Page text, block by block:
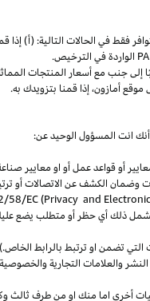
فقط في الحالات التالية: (أ) إذا
الواردة في الترخيص.
إلىجنب معأسعار المنتجات
موقعأمازون، إذا قمنا بتزويدك به.
أنك انت المسؤول الوحيد عن:
أو قواعد عمل أو او معايير
وضمان الكشف عن الاتصالات أو
58/EC (Privacy and Electronic
يشمل ذلك أي حظر أو متطلب
تضمن او ترتبط بالرابط الخاص.)
والعلامات التجارية
أخرى اما منك او من طرف ثالث